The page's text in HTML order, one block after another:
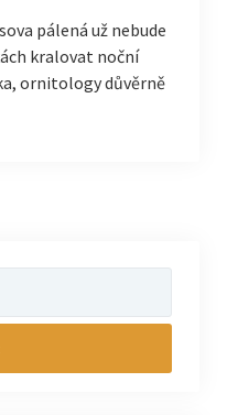
pálená už nebude
kralovat noční
ornitology důvěrně